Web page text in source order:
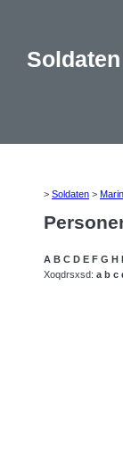
> Soldaten >
A B C D E F G H I
Xoqdrsxsd: a b c